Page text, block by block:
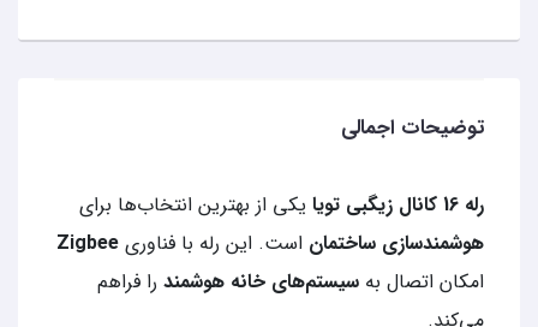
توضیحات اجمالی
رله 16 کانال زیگبی تویا
یکی از بهترین انتخاب‌ها برای
هوشمندسازی ساختمان است. این رله با فناوری Zigbee
امکان اتصال به سیستم‌های خانه هوشمند را فراهم
می‌کند.